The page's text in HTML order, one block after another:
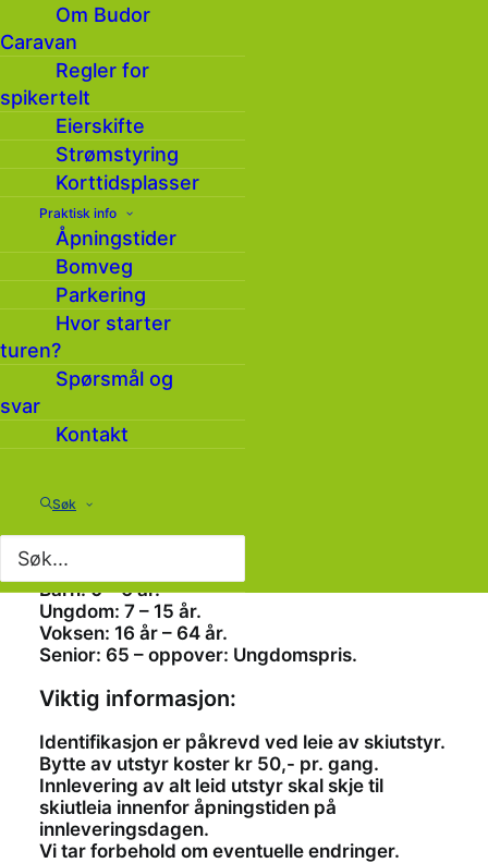
Om Budor
Caravan
Regler for
spikertelt
Eierskifte
Strømstyring
Korttidsplasser
Praktisk info
Åpningstider
Bomveg
Parkering
Hvor starter
turen?
Spørsmål og
svar
Kontakt
Søk
Utstyr
Barn - Langrenn, komplett utstyr
Ungdom/voksen - Langrenn,
komplett utstyr
Langrennsski
Langrennssko
Fjellpulken
Annet 1 time
Snowtube
Kr 95,-
Aldersgrenser
Barn: 0 – 6 år.
Ungdom: 7 – 15 år.
Voksen: 16 år – 64 år.
Senior: 65 – oppover: Ungdomspris.
Viktig informasjon:
Identifikasjon er påkrevd ved leie av skiutstyr.
Bytte av utstyr koster kr 50,- pr. gang.
Innlevering av alt leid utstyr skal skje til
skiutleia innenfor åpningstiden på
innleveringsdagen.
Vi tar forbehold om eventuelle endringer.